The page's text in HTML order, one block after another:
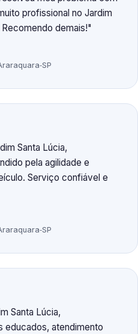
profissional no Jardim
Recomendo demais!
Santa Lúcia,
pela agilidade e
Serviço confiável e
Santa Lúcia,
educados, atendimento